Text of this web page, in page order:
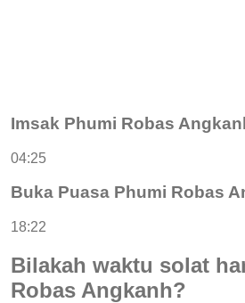
Imsak Phumi Robas
04:25
Buka Puasa Phumi Robas
18:22
Bilakah waktu solat
Robas Angkanh?